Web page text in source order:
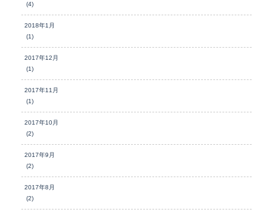
(4)
2018年1月
(1)
2017年12月
(1)
2017年11月
(1)
2017年10月
(2)
2017年9月
(2)
2017年8月
(2)